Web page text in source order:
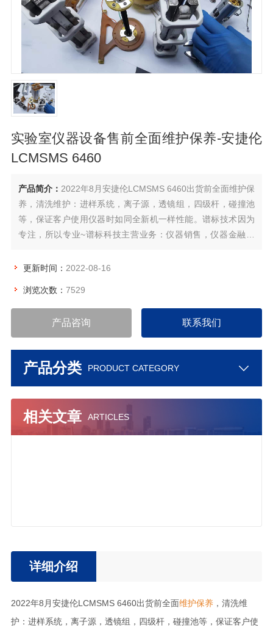
实验室仪器设备售前全面维护保养-安捷伦
LCMSMS 6460
产品简介： 2022年8月安捷伦LCMSMS 6460出货前全面维护保
养，清洗维护：进样系统，离子源，透镜组，四级杆，碰撞池
等，保证客户使用仪器时如同全新机一样性能。谱标技术因为
专注，所以专业~谱标科技主营业务：仪器销售，仪器金融贷
实验室LIMS系统研发建设，欢迎咨询参观~
更新时间： 2022-08-16
浏览次数： 7529
产品咨询 联系我们
产品分类 PRODUCT CATEGORY
相关文章 ARTICLES
详细介绍
2022年8月安捷伦LCMSMS 6460出货前全面维护保养，清洗维
护：进样系统，离子源，透镜组，四级杆，碰撞池等，保证客户使